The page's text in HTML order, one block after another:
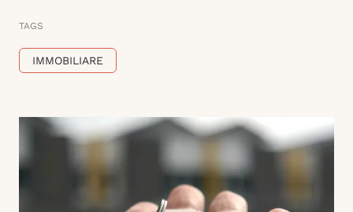
TAGS
IMMOBILIARE